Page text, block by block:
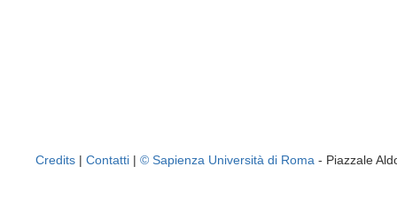
Credits | Contatti | © Sapienza Università di Roma - Piazzale